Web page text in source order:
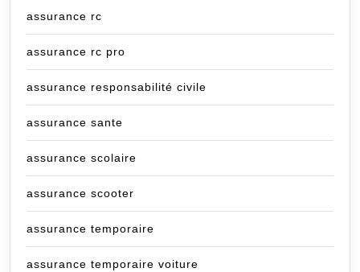
assurance rc
assurance rc pro
assurance responsabilité civile
assurance sante
assurance scolaire
assurance scooter
assurance temporaire
assurance temporaire voiture